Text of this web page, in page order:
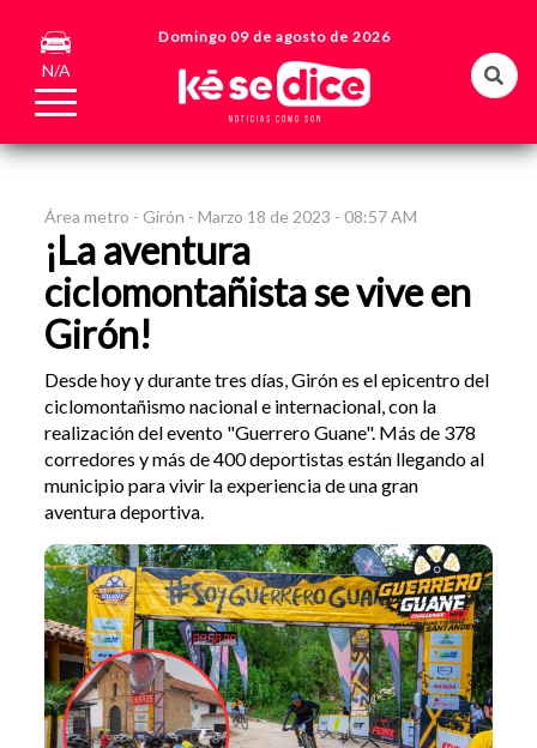
N/A
Domingo 09 de agosto de 2026
Área metro - Girón -Marzo 18 de 2023 - 08:57 AM
¡La aventura
ciclomontañista se vive en
Girón!
Desde hoy y durante tres días, Girón es el epicentro del
ciclomontañismo nacional e internacional, con la
realización del evento "Guerrero Guane". Más de 378
corredores y más de 400 deportistas están llegando al
municipio para vivir la experiencia de una gran
aventura deportiva.